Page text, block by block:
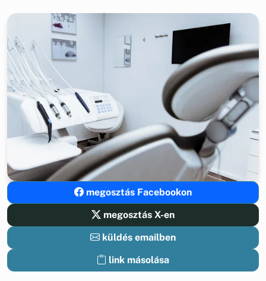
megosztás Facebookon
megosztás X-en
küldés emailben
link másolása